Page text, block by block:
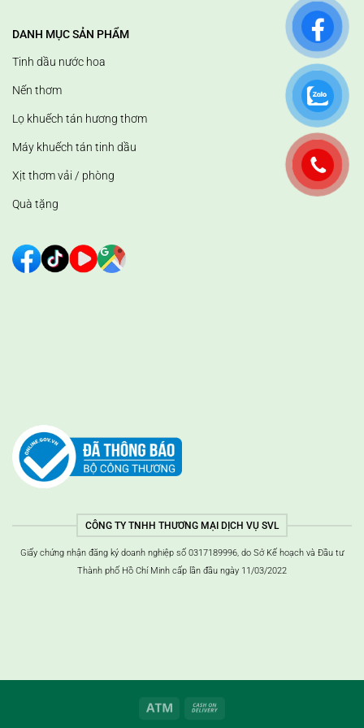
- Đặt nến ở mặt phẳng cứng, chịu nhiệt và khô thoáng. Tránh xa các
vật dễ cháy, nơi có luồng gió hay nơi có nhiệt độ cao như: máy quạt,
bếp, cửa sổ, lò sưởi...
- Đặt nến xa tầm với trẻ em và vật nuôi.
DANH MỤC SẢN PHẨM
Tinh dầu nước hoa
Nến thơm
Lọ khuếch tán hương thơm
Máy khuếch tán tinh dầu
Xịt thơm vải / phòng
Quà tặng
CÔNG TY TNHH THƯƠNG MẠI DỊCH VỤ SVL
Giấy chứng nhận đăng ký doanh nghiệp số 0317189996, do Sở Kế hoạch và Đầu tư
Thành phố Hồ Chí Minh cấp lần đầu ngày 11/03/2022
ATM